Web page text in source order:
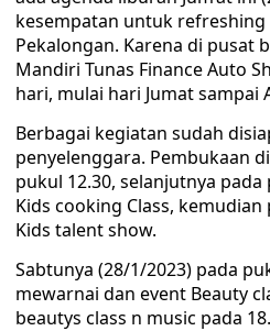
kesempatan untuk
Pekalongan. Karena di pusat
Mandiri Tunas Finance Auto
hari, mulai hari Jumat sampai
Berbagai kegiatan sudah
penyelenggara. Pembukaan
pukul 12.30, selanjutnya
Kids cooking Class,
Kids talent show.
Sabtunya (28/1/2023) pada
mewarnai dan event Beauty
beautys class n music pada